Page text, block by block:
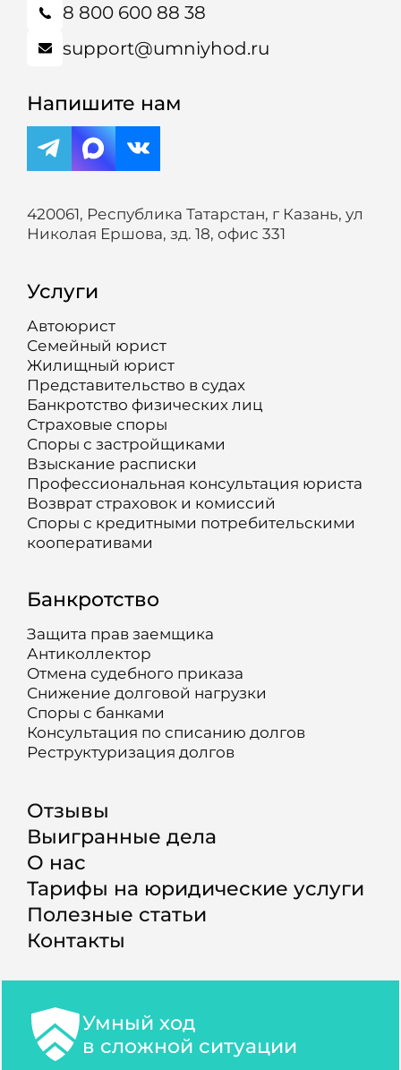
8 800 600 88 38
support@umniyhod.ru
Напишите нам
420061, Республика Татарстан, г Казань, ул
Николая Ершова, зд. 18, офис 331
Услуги
Автоюрист
Семейный юрист
Жилищный юрист
Представительство в судах
Банкротство физических лиц
Страховые споры
Споры с застройщиками
Взыскание расписки
Профессиональная консультация юриста
Возврат страховок и комиссий
Споры с кредитными потребительскими
кооперативами
Банкротство
Защита прав заемщика
Антиколлектор
Отмена судебного приказа
Снижение долговой нагрузки
Споры с банками
Консультация по списанию долгов
Реструктуризация долгов
Отзывы
Выигранные дела
О нас
Тарифы на юридические услуги
Полезные статьи
Контакты
Умный ход
в сложной ситуации